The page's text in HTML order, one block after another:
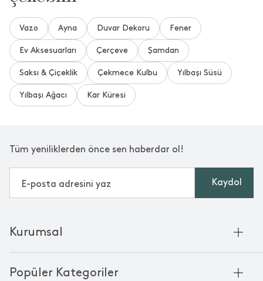
Vazo Ayna Duvar Dekoru Fener
Ev Aksesuarları Çerçeve Şamdan
Saksı & Çiçeklik Çekmece Kulbu Yılbaşı Süsü
Yılbaşı Ağacı Kar Küresi
Tüm yeniliklerden önce sen haberdar ol!
Kaydol
Popüler Kategoriler
Kurumsal
Kurumsal Satış